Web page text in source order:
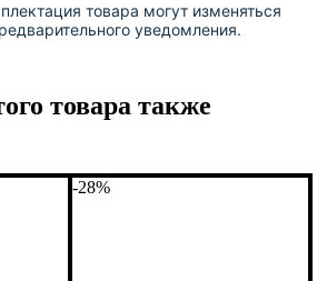
товара могут изменяться
уведомления.
товара также
-28%